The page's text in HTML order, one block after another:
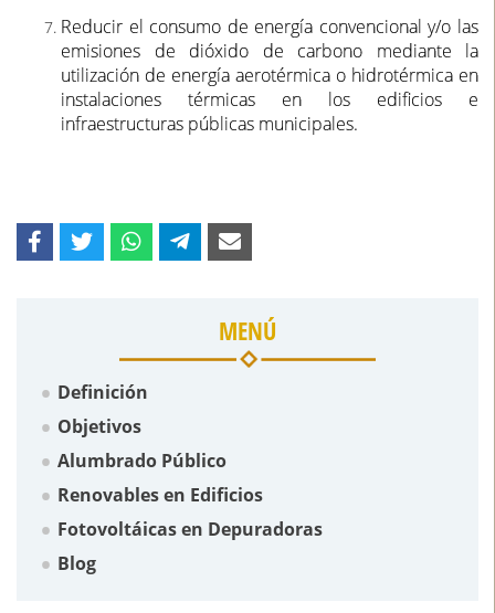
Reducir el consumo de energía convencional y/o las
emisiones de dióxido de carbono mediante la
utilización de energía aerotérmica o hidrotérmica en
instalaciones térmicas en los edificios e
infraestructuras públicas municipales.
MENÚ
Definición
Objetivos
Alumbrado Público
Renovables en Edificios
Fotovoltáicas en Depuradoras
Blog